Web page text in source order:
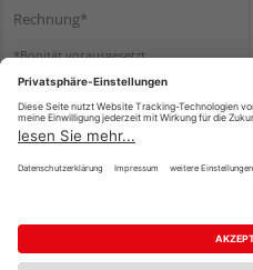
Rechnung*
*Bonität vorausgesetzt
Impressum Datenschutz
Barrierefreiheitserklärung